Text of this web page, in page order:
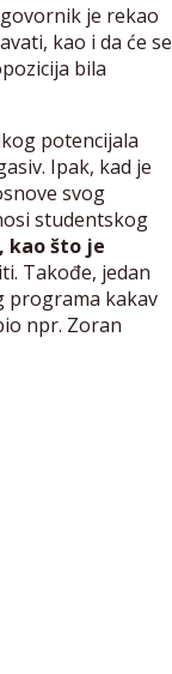
je rekao
kao i da će se
bila
potencijala
Ipak, kad je
svog
studentskog
kao što je
Takođe, jedan
programa kakav
npr. Zoran